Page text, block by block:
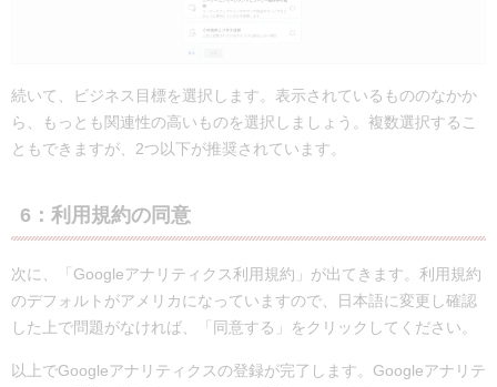
続いて、ビジネス目標を選択します。表示されているもののなかか
ら、もっとも関連性の高いものを選択しましょう。複数選択するこ
ともできますが、2つ以下が推奨されています。
6：利用規約の同意
次に、「Googleアナリティクス利用規約」が出てきます。利用規約
のデフォルトがアメリカになっていますので、日本語に変更し確認
した上で問題がなければ、「同意する」をクリックしてください。
以上でGoogleアナリティクスの登録が完了します。Googleアナリテ